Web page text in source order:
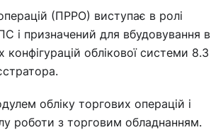
(ПРРО) виступає в ролі
і призначений для вбудовування в
облікової системи 8.3
обліку торгових операцій і
роботи з торговим обладнанням.